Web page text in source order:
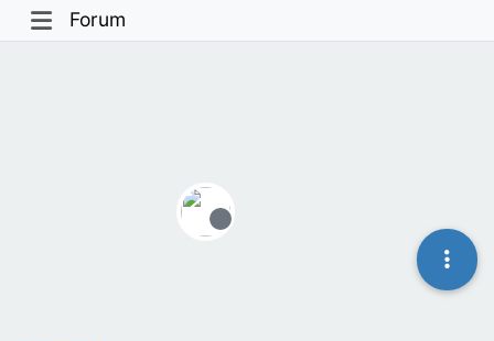
Forum
Offline